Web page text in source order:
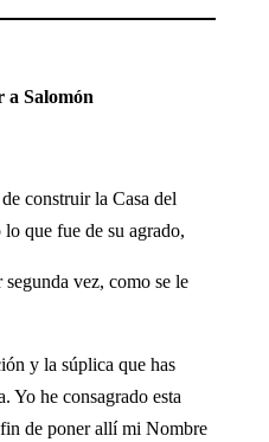
a Salomón
construir la Casa del
que fue de su agrado,
vez, como se le
y la súplica que has
Yo he consagrado esta
de poner allí mi Nombre